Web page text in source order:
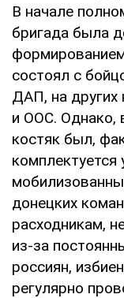
В начале
бригада была
состоял с
ДАП, на других
и ООС. Однако,
костяк был,
донецких
расходникам,
из-за
россиян,
регулярно